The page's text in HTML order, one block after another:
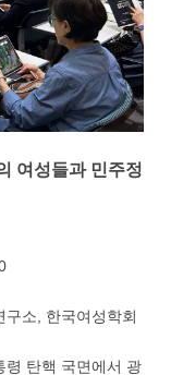
여성들과 민주정
소, 한국여성학회
탄핵 국면에서 광